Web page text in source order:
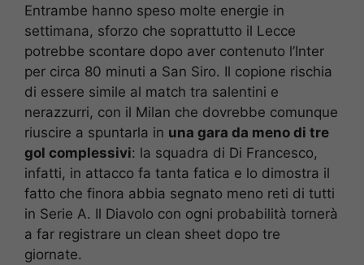
Entrambe hanno speso molte energie in
settimana, sforzo che soprattutto il Lecce
potrebbe scontare dopo aver contenuto l’Inter
per circa 80 minuti a San Siro. Il copione rischia
di essere simile al match tra salentini e
nerazzurri, con il Milan che dovrebbe comunque
riuscire a spuntarla in una gara da meno di tre
gol complessivi: la squadra di Di Francesco,
infatti, in attacco fa tanta fatica e lo dimostra il
fatto che finora abbia segnato meno reti di tutti
in Serie A. Il Diavolo con ogni probabilità tornerà
a far registrare un clean sheet dopo tre
giornate.